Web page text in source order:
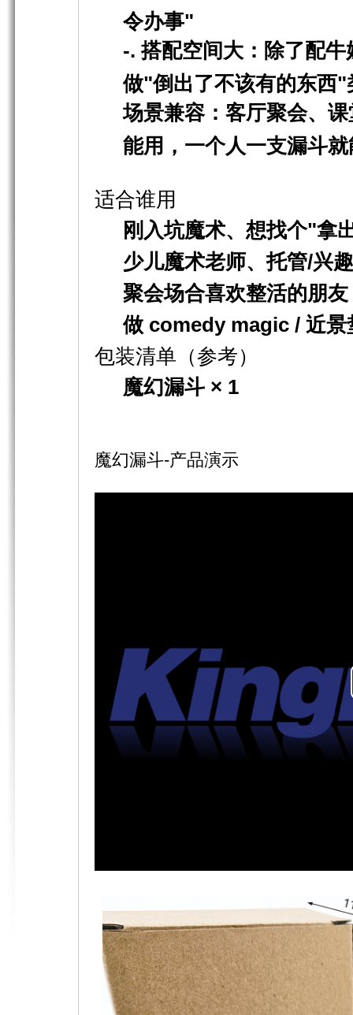
令办事"
-. 搭配空间大 ：除了配
做"倒出了不该有的东西"
场景兼容：客厅聚会、
能用，一个人一支漏斗
适合谁用
刚入坑魔术、想找个"拿
少儿魔术老师、托管/兴
聚会场合喜欢整活的朋
做 comedy magic / 近景
包装清单（参考）
魔幻漏斗 × 1
魔幻漏斗-产品演示